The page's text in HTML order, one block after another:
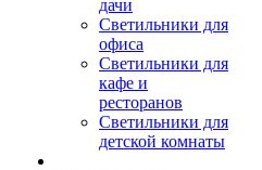
дачи
Светильники для
офиса
Светильники для
кафе и
ресторанов
Светильники для
детской комнаты